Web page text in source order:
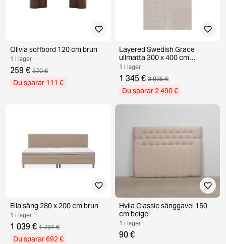
Olivia soffbord 120 cm brun
1 i lager ·
259 € 370 €
Du sparar 111 €
Layered Swedish Grace
ullmatta 300 x 400 cm
Oatmeal
1 i lager ·
1 345 € 3 835 €
Du sparar 2 490 €
Ella säng 280 x 200 cm brun
1 i lager ·
1 039 € 1 731 €
Du sparar 692 €
Hvila Classic sänggavel 150
cm beige
1 i lager ·
90 €